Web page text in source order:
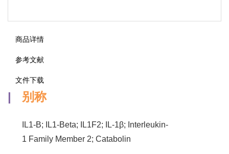
商品详情
参考文献
文件下载
| 别称
IL1-B; IL1-Beta; IL1F2; IL-1β; Interleukin-
1 Family Member 2; Catabolin